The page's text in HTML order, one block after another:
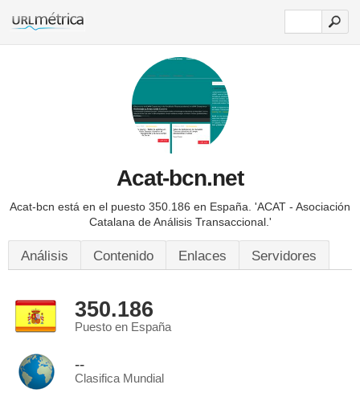
Acat-bcn.net
Acat-bcn está en el puesto 350.186 en España. 'ACAT - Asociación
Catalana de Análisis Transaccional.'
Análisis Contenido Enlaces Servidores
350.186
Puesto en España
--
Clasifica Mundial